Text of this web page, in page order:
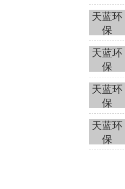
天蓝环
保
天蓝环
保
天蓝环
保
天蓝环
保